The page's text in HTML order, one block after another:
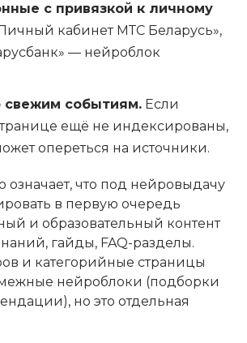
с привязкой к личному
кабинет МТС Беларусь»,
— нейроблок
свежим событиям. Если
ещё не индексированы,
опереться на источники.
означает, что под нейровыдачу
в первую очередь
и образовательный контент
гайды, FAQ-разделы.
и категорийные страницы
нейроблоки (подборки
но это отдельная